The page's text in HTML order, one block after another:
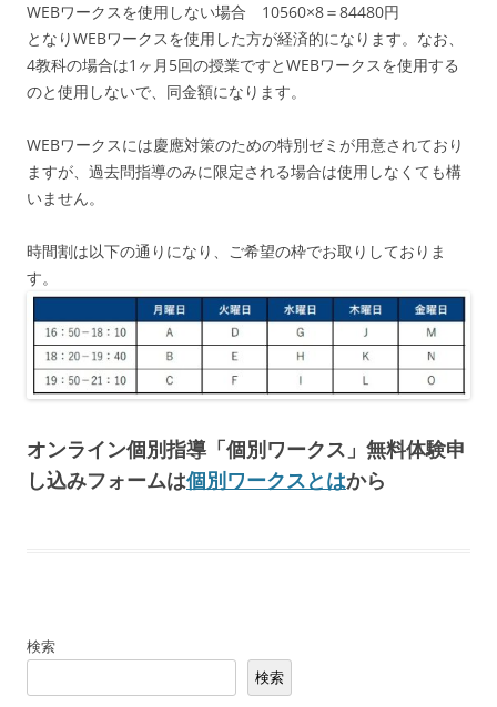
WEBワークスを使用しない場合 10560×8＝84480円
となりWEBワークスを使用した方が経済的になります。なお、
4教科の場合は1ヶ月5回の授業ですとWEBワークスを使用する
のと使用しないで、同金額になります。
WEBワークスには慶應対策のための特別ゼミが用意されており
ますが、過去問指導のみに限定される場合は使用しなくても構
いません。
時間割は以下の通りになり、ご希望の枠でお取りしておりま
す。
オンライン個別指導「個別ワークス」無料体験申
し込みフォームは個別ワークスとはから
検索
検索